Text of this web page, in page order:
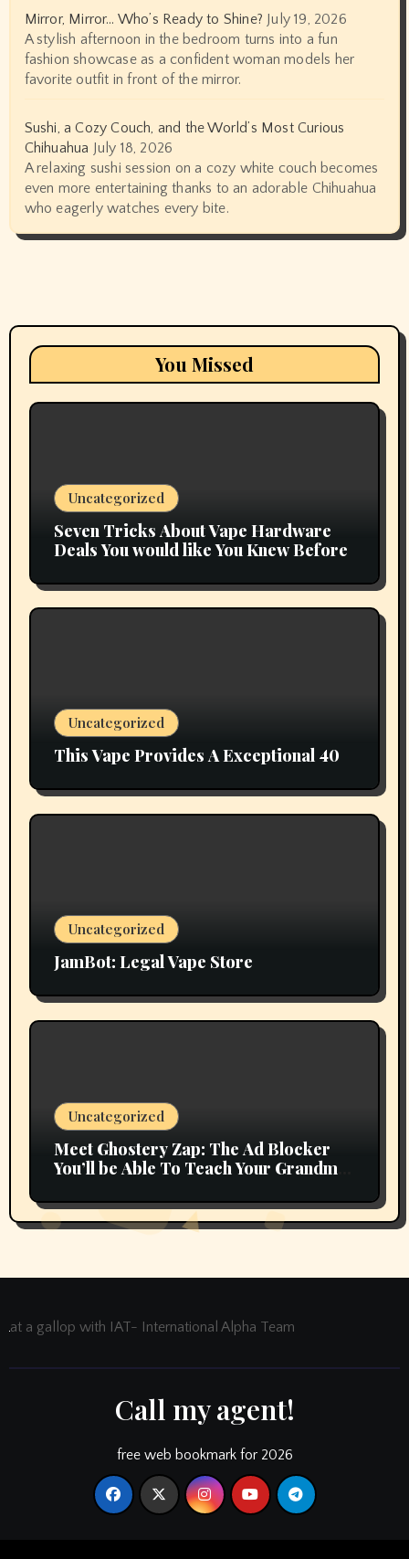
Mirror, Mirror… Who’s Ready to Shine? July 19, 2026
A stylish afternoon in the bedroom turns into a fun
fashion showcase as a confident woman models her
favorite outfit in front of the mirror.
Sushi, a Cozy Couch, and the World’s Most Curious
Chihuahua July 18, 2026
A relaxing sushi session on a cozy white couch becomes
even more entertaining thanks to an adorable Chihuahua
who eagerly watches every bite.
You Missed
Uncategorized
Seven Tricks About Vape Hardware
Deals You would like You Knew Before
Uncategorized
This Vape Provides A Exceptional 40
Uncategorized
JamBot: Legal Vape Store
Uncategorized
Meet Ghostery Zap: The Ad Blocker
You’ll be Able To Teach Your Grandma
at a gallop with IAT- International Alpha Team
Call my agent!
free web bookmark for 2026